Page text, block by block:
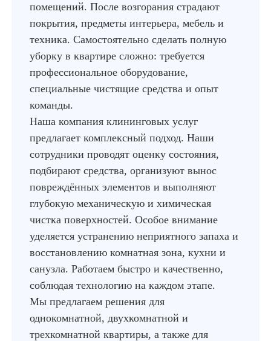
помещений. После возгорания страдают
покрытия, предметы интерьера, мебель и
техника. Самостоятельно сделать полную
уборку в квартире сложно: требуется
профессиональное оборудование,
специальные чистящие средства и опыт
команды.
Наша компания клининговых услуг
предлагает комплексный подход. Наши
сотрудники проводят оценку состояния,
подбирают средства, организуют вынос
повреждённых элементов и выполняют
глубокую механическую и химическая
чистка поверхностей. Особое внимание
уделяется устранению неприятного запаха и
восстановлению комнатная зона, кухни и
санузла. Работаем быстро и качественно,
соблюдая технологию на каждом этапе.
Мы предлагаем решения для
однокомнатной, двухкомнатной и
трехкомнатной квартиры, а также для